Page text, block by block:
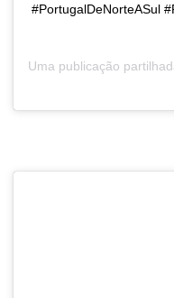
#PortugalDeNorteASul
Uma publicação